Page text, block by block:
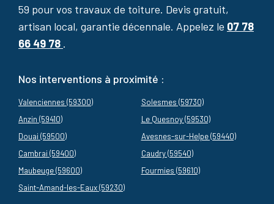
59 pour vos travaux de toiture. Devis gratuit,
artisan local, garantie décennale. Appelez le 07 78
66 49 78 .
Nos interventions à proximité :
Valenciennes (59300)
Anzin (59410)
Douai (59500)
Cambrai (59400)
Maubeuge (59600)
Saint-Amand-les-Eaux (59230)
Solesmes (59730)
Le Quesnoy (59530)
Avesnes-sur-Helpe (59440)
Caudry (59540)
Fourmies (59610)